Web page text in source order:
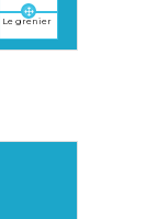
Le grenier